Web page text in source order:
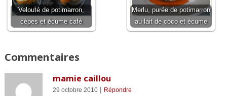
Velouté de potimarron,
cèpes et écume café
Merlu, purée de potimarron
au lait de coco et écume
Commentaires
mamie caillou
29 octobre 2010| Répondre